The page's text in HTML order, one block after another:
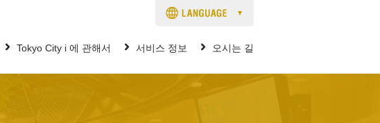
Tokyo City i 에 관해서 서비스 정보 오시는 길